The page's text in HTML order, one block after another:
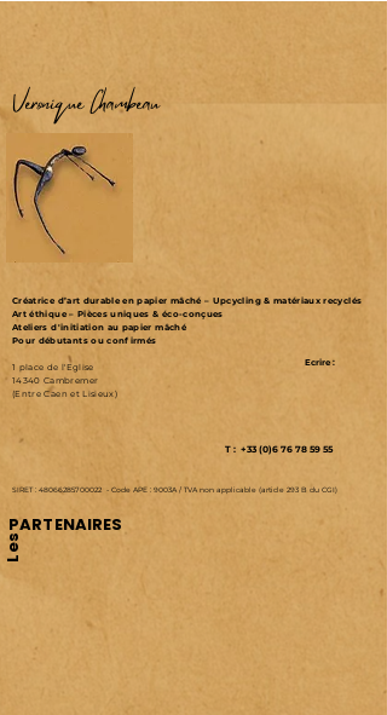
Véronique Chambeau
Créatrice d’art durable en papier mâché – Upcycling & matériaux recyclés
Art éthique – Pièces uniques & éco-conçues
Ateliers d'initiation au papier mâché
Pour débutants ou confirmés
1 place de l'Eglise
14340 Cambremer
(Entre Caen et Lisieux)
Ecrire :
SIRET : 48066285700022 - Code APE : 9003A / TVA non applicable (article 293 B du CGI)
T : +33 (0)6 76 78 59 55
Les
PARTENAIRES